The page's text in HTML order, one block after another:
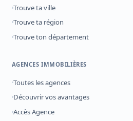
Trouve ta ville
Trouve ta région
Trouve ton département
AGENCES IMMOBILIÈRES
Toutes les agences
Découvrir vos avantages
Accès Agence